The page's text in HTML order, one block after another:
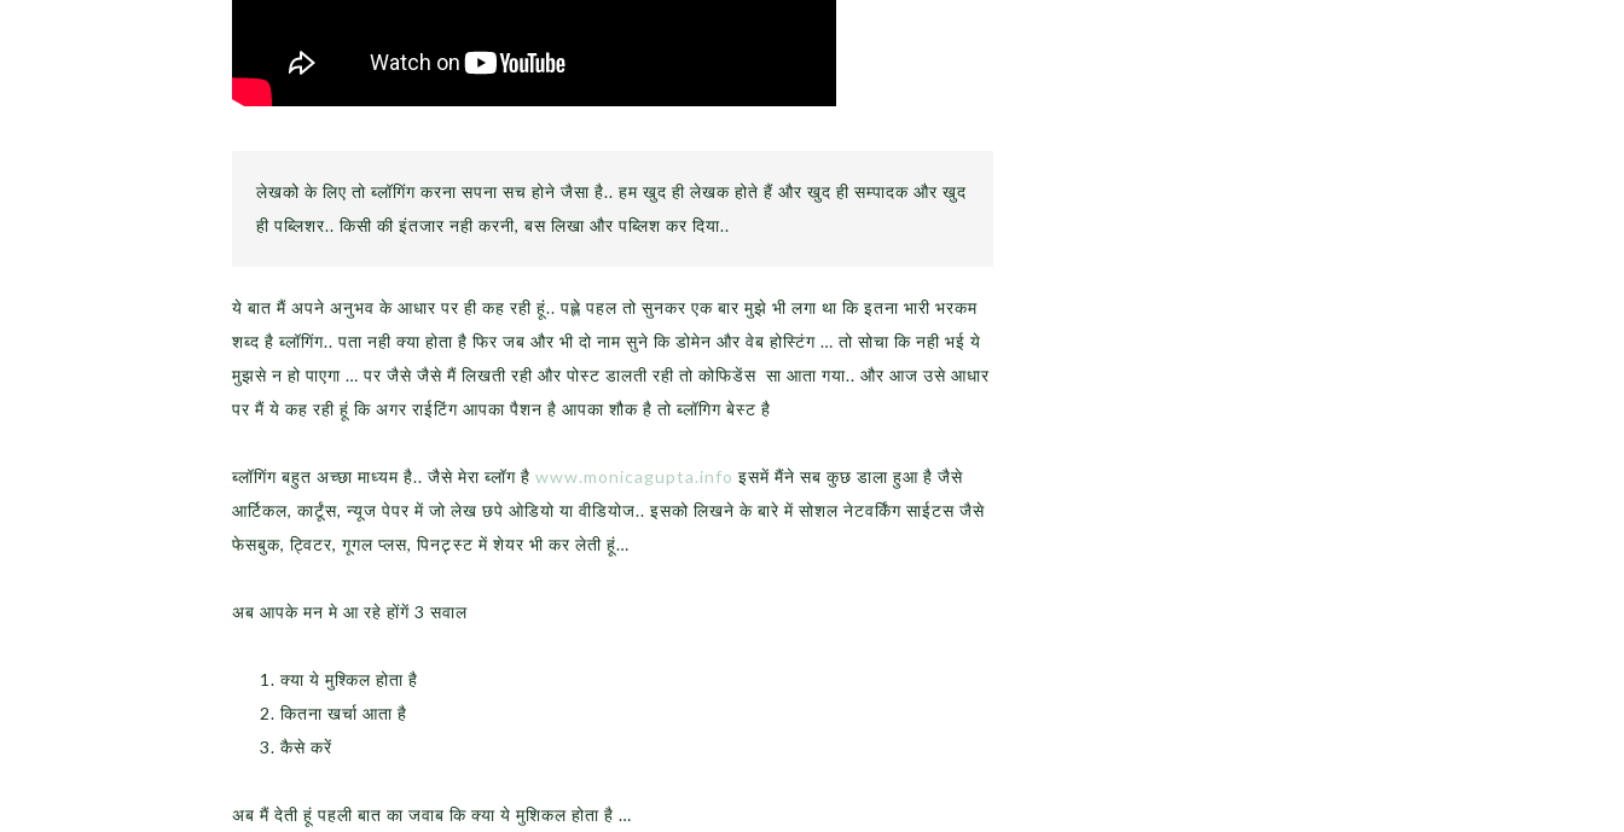
लेखको के लिए तो ब्लॉगिंग करना सपना सच होने जैसा है.. हम खुद ही लेखक होते हैं और खुद ही सम्पादक और खुद
ही पब्लिशर.. किसी की इंतजार नही करनी, बस लिखा और पब्लिश कर दिया..
ये बात मैं अपने अनुभव के आधार पर ही कह रही हूं.. पह्ले पहल तो सुनकर एक बार मुझे भी लगा था कि इतना भारी भरकम
शब्द है ब्लॉगिंग.. पता नही क्या होता है फिर जब और भी दो नाम सुने कि डोमेन और वेब होस्टिंग … तो सोचा कि नही भई ये
मुझसे न हो पाएगा … पर जैसे जैसे मैं लिखती रही और पोस्ट डालती रही तो कोफिडेंस सा आता गया.. और आज उसे आधार
पर मैं ये कह रही हूं कि अगर राईटिंग आपका पैशन है आपका शौक है तो ब्लॉगिग बेस्ट है
ब्लॉगिंग बहुत अच्छा माध्यम है.. जैसे मेरा ब्लॉग है www.monicagupta.info इसमें मैंने सब कुछ डाला हुआ है जैसे
आर्टिकल, कार्टूंस, न्यूज पेपर में जो लेख छपे ओडियो या वीडियोज.. इसको लिखने के बारे में सोशल नेटवर्किंग साईटस जैसे
फेसबुक, ट्विटर, गूगल प्लस, पिनट्र्स्ट में शेयर भी कर लेती हूं…
अब आपके मन मे आ रहे होंगें 3 सवाल
क्या ये मुश्किल होता है
कितना खर्चा आता है
कैसे करें
अब मैं देती हूं पहली बात का जवाब कि क्या ये मुशिकल होता है …